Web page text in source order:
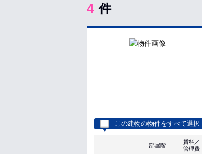
4 件
この建物の物件をすべて選択
部屋階
賃料／
管理費